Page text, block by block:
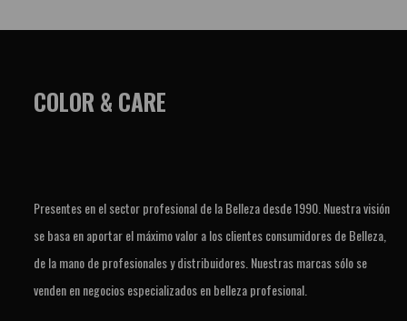
COLOR & CARE
Presentes en el sector profesional de la Belleza desde 1990. Nuestra visión
se basa en aportar el máximo valor a los clientes consumidores de Belleza,
de la mano de profesionales y distribuidores. Nuestras marcas sólo se
venden en negocios especializados en belleza profesional.